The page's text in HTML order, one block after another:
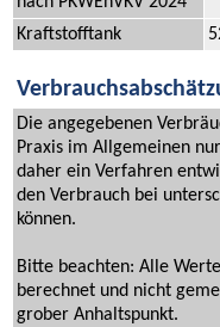
Kraftstofftank
Die angegebenen
Praxis im Allgemeinen
daher ein Verfahren
den Verbrauch bei
können.
Bitte beachten: Alle
berechnet und nicht
grober Anhaltspunkt.